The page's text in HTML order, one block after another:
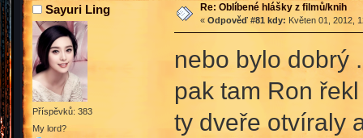
Sayuri Ling
Příspěvků: 383
My lord?
Re: Oblíbené hlášky z filmů/knih
« Odpověď #81 kdy: Květen 01, 2012,
nebo bylo dobrý
pak tam Ron
ty dveře otvíraly